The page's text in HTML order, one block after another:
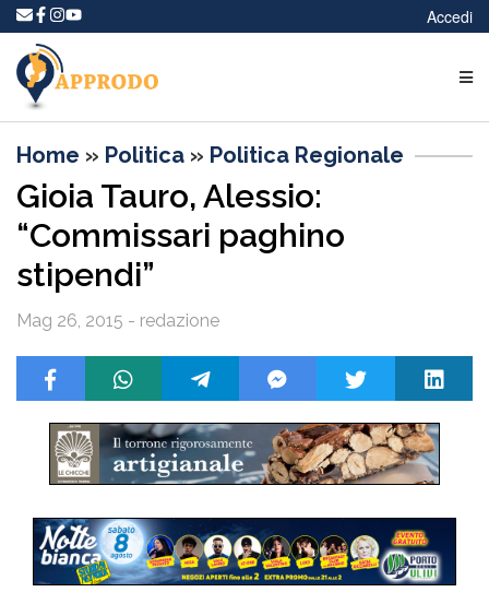
Accedi
Home » Politica » Politica Regionale
Gioia Tauro, Alessio:
“Commissari paghino
stipendi”
Mag 26, 2015 - redazione